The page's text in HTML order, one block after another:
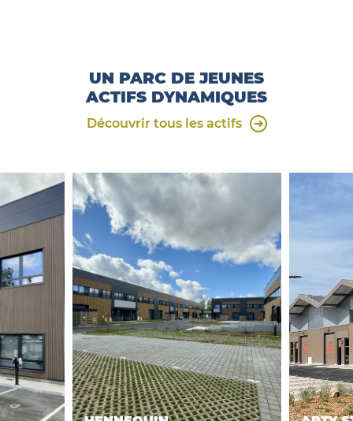
UN PARC DE JEUNES
ACTIFS DYNAMIQUES
Découvrir tous les actifs